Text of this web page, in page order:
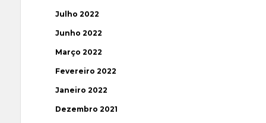
Julho 2022
Junho 2022
Março 2022
Fevereiro 2022
Janeiro 2022
Dezembro 2021